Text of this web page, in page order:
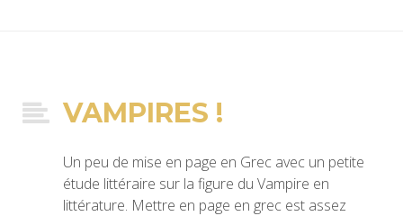
VAMPIRES !
Un peu de mise en page en Grec avec un petite
étude littéraire sur la figure du Vampire en
littérature. Mettre en page en grec est assez